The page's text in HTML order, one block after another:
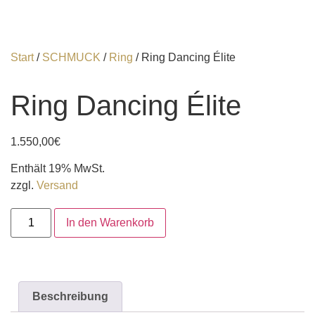
Start/ SCHMUCK / Ring / Ring Dancing Élite
Ring Dancing Élite
1.550,00€
Enthält 19% MwSt.
zzgl. Versand
In den Warenkorb
Beschreibung